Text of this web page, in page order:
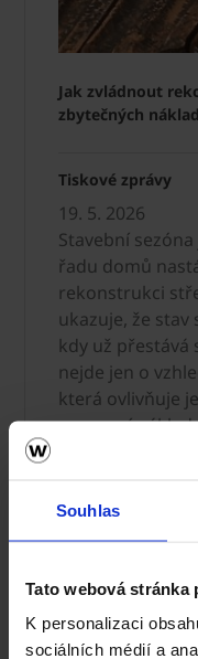
Souhlas
Tato webová stránka
K personalizaci
sociálních médií a
Jak zvládnout
zbytečných
Tiskové zprávy
19. 5. 2026
Stavební
řadu domů
rekonstrukci
ukazuje, že stav
kdy už
nejde jen o
která ovlivňuje
provozní